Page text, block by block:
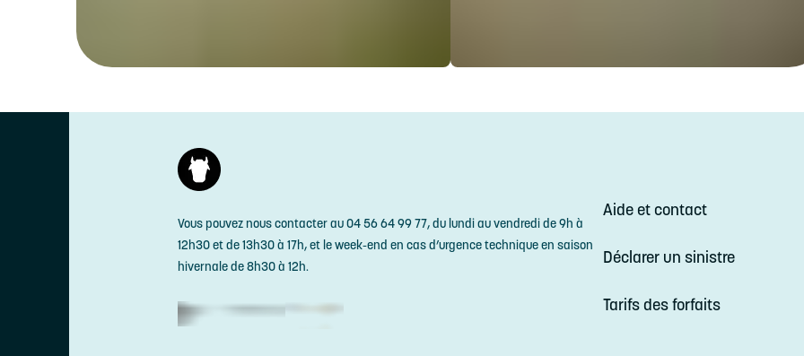
Vous pouvez nous contacter au 04 56 64 99 77, du lundi au vendredi de 9h à
12h30 et de 13h30 à 17h, et le week-end en cas d’urgence technique en saison
hivernale de 8h30 à 12h.
Aide et contact
Déclarer un sinistre
Tarifs des forfaits